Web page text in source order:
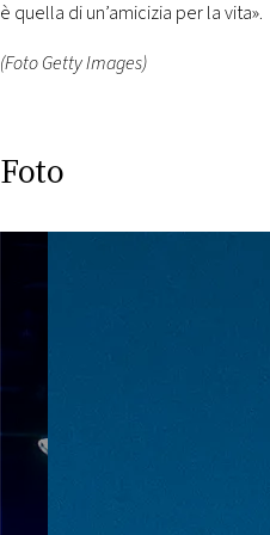
è quella di un’amicizia per la vita».
(Foto Getty Images)
Foto